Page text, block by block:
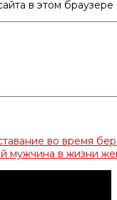
в этом
во время
мужчина в жизни